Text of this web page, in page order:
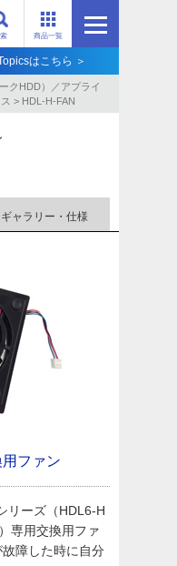
商品一覧
はこちら ＞
クHDD）／アプライ
> HDL-H-FAN
ギャラリー・仕様
ファン
リーズ（HDL6-H
専用交換用ファ
障した時に自分